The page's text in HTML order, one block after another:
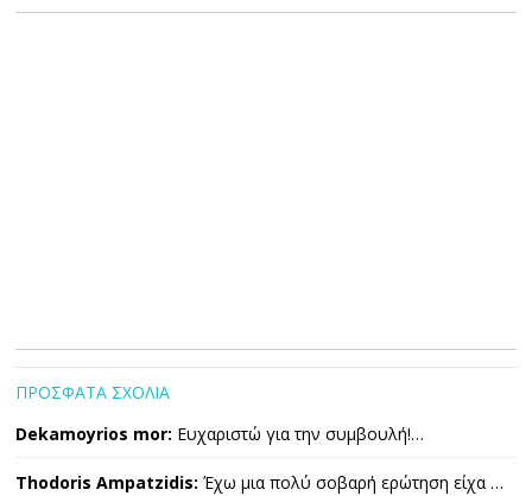
ΠΡΟΣΦΑΤΑ ΣΧΟΛΙΑ
Dekamoyrios mor: Ευχαριστώ για την συμβουλή!…
Thodoris Ampatzidis: Έχω μια πολύ σοβαρή ερώτηση είχα …